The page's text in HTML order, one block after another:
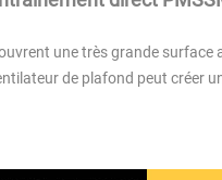
une très grande
de plafond peut créer